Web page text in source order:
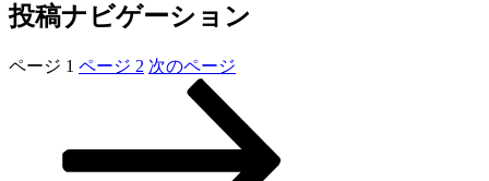
投稿ナビゲーション
ページ 1 ページ 2 次のページ